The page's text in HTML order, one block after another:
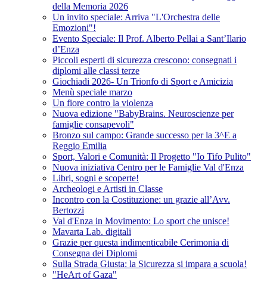
della Memoria 2026
Un invito speciale: Arriva "L'Orchestra delle
Emozioni"!
Evento Speciale: Il Prof. Alberto Pellai a Sant’Ilario
d’Enza
Piccoli esperti di sicurezza crescono: consegnati i
diplomi alle classi terze
Giochiadi 2026- Un Trionfo di Sport e Amicizia
Menù speciale marzo
Un fiore contro la violenza
Nuova edizione "BabyBrains. Neuroscienze per
famiglie consapevoli"
Bronzo sul campo: Grande successo per la 3^E a
Reggio Emilia
Sport, Valori e Comunità: Il Progetto "Io Tifo Pulito"
Nuova iniziativa Centro per le Famiglie Val d'Enza
Libri, sogni e scoperte!
Archeologi e Artisti in Classe
Incontro con la Costituzione: un grazie all’Avv.
Bertozzi
Val d'Enza in Movimento: Lo sport che unisce!
Mavarta Lab. digitali
Grazie per questa indimenticabile Cerimonia di
Consegna dei Diplomi
Sulla Strada Giusta: la Sicurezza si impara a scuola!
"HeArt of Gaza"